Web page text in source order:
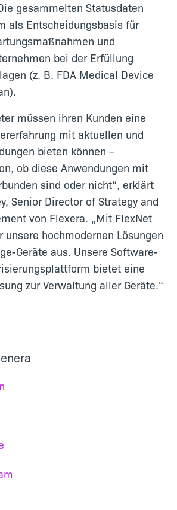
gesammelten Statusdaten
als Entscheidungsbasis für
und
bei der Erfüllung
(z. B. FDA Medical Device
müssen ihren Kunden eine
mit aktuellen und
bieten können –
ob diese Anwendungen mit
sind oder nicht“, erklärt
Senior Director of Strategy and
von Flexera. „Mit FlexNet
unsere hochmodernen Lösungen
Geräte aus. Unsere Software-
bietet eine
zur Verwaltung aller Geräte.“